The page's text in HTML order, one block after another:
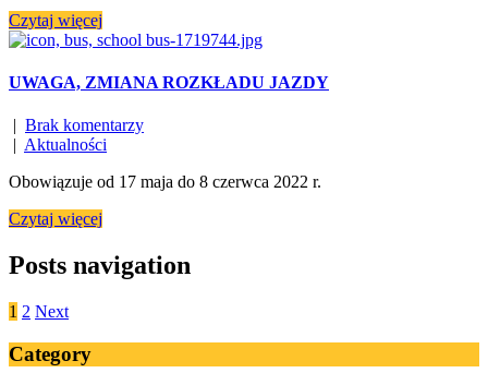
Czytaj więcej
UWAGA, ZMIANA ROZKŁADU JAZDY
| Brak komentarzy
| Aktualności
Obowiązuje od 17 maja do 8 czerwca 2022 r.
Czytaj więcej
Posts navigation
1 2 Next
Category